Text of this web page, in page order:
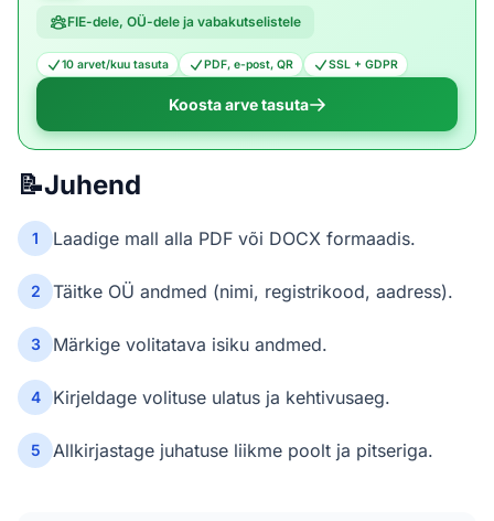
FIE-dele, OÜ-dele ja vabakutselistele
10 arvet/kuu tasuta PDF, e-post, QR SSL + GDPR
Koosta arve tasuta
📝Juhend
1 Laadige mall alla PDF või DOCX formaadis.
2 Täitke OÜ andmed (nimi, registrikood, aadress).
3 Märkige volitatava isiku andmed.
4 Kirjeldage volituse ulatus ja kehtivusaeg.
5 Allkirjastage juhatuse liikme poolt ja pitseriga.